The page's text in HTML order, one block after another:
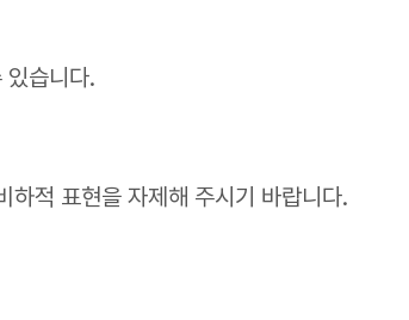
습니다.
적 표현을 자제해 주시기 바랍니다.